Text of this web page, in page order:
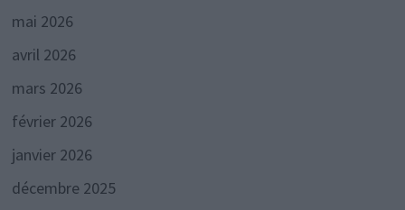
mai 2026
avril 2026
mars 2026
février 2026
janvier 2026
décembre 2025